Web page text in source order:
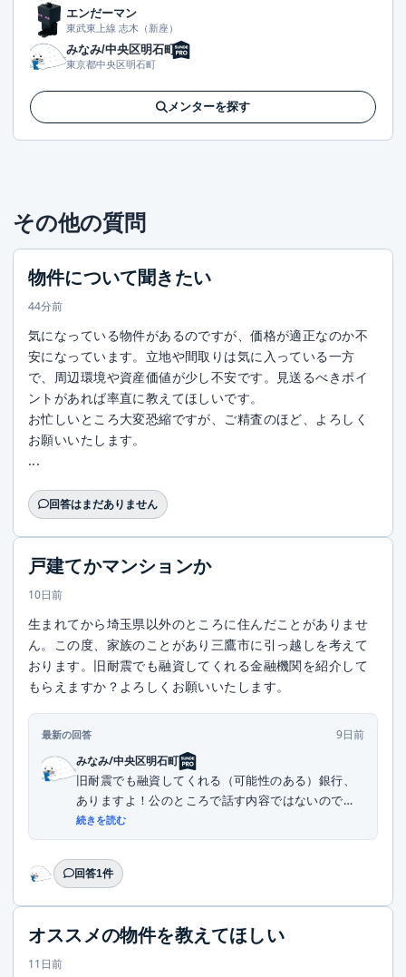
エンだーマン
東武東上線 志木（新座）
みなみ/中央区明石町
東京都中央区明石町
メンターを探す
その他の質問
物件について聞きたい
44分前
気になっている物件があるのですが、価格が適正なのか不
安になっています。立地や間取りは気に入っている一方
で、周辺環境や資産価値が少し不安です。見送るべきポイ
ントがあれば率直に教えてほしいです。
お忙しいところ大変恐縮ですが、ご精査のほど、よろしく
お願いいたします。
...
回答はまだありません
戸建てかマンションか
10日前
生まれてから埼玉県以外のところに住んだことがありませ
ん。この度、家族のことがあり三鷹市に引っ越しを考えて
おります。旧耐震でも融資してくれる金融機関を紹介して
もらえますか？よろしくお願いいたします。
最新の回答
9日前
みなみ/中央区明石町
旧耐震でも融資してくれる（可能性のある）銀行、
ありますよ！公のところで話す内容ではないので、
DMい...
続きを読む
回答1件
オススメの物件を教えてほしい
11日前